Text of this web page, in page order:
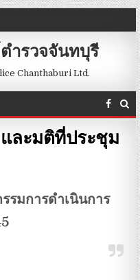
ำรวจจันทบุรี
Chanthaburi Ltd.
ละมติที่ประชุม
รมการดำเนินการ